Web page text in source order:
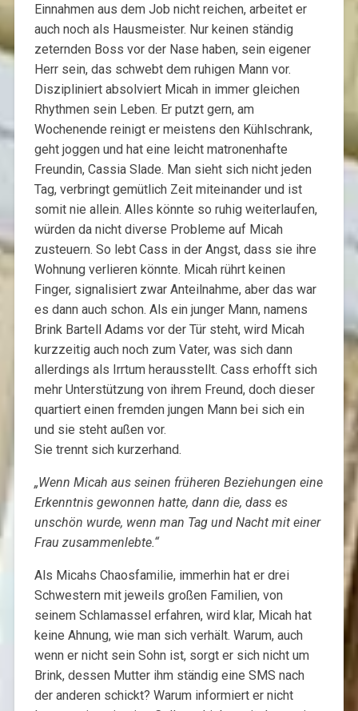
Einnahmen aus dem Job nicht reichen, arbeitet er
auch noch als Hausmeister. Nur keinen ständig
zeternden Boss vor der Nase haben, sein eigener
Herr sein, das schwebt dem ruhigen Mann vor.
Diszipliniert absolviert Micah in immer gleichen
Rhythmen sein Leben. Er putzt gern, am
Wochenende reinigt er meistens den Kühlschrank,
geht joggen und hat eine leicht matronenhafte
Freundin, Cassia Slade. Man sieht sich nicht jeden
Tag, verbringt gemütlich Zeit miteinander und ist
somit nie allein. Alles könnte so ruhig weiterlaufen,
würden da nicht diverse Probleme auf Micah
zusteuern. So lebt Cass in der Angst, dass sie ihre
Wohnung verlieren könnte. Micah rührt keinen
Finger, signalisiert zwar Anteilnahme, aber das war
es dann auch schon. Als ein junger Mann, namens
Brink Bartell Adams vor der Tür steht, wird Micah
kurzzeitig auch noch zum Vater, was sich dann
allerdings als Irrtum herausstellt. Cass erhofft sich
mehr Unterstützung von ihrem Freund, doch dieser
quartiert einen fremden jungen Mann bei sich ein
und sie steht außen vor.
Sie trennt sich kurzerhand.
„Wenn Micah aus seinen früheren Beziehungen eine
Erkenntnis gewonnen hatte, dann die, dass es
unschön wurde, wenn man Tag und Nacht mit einer
Frau zusammenlebte.“
Als Micahs Chaosfamilie, immerhin hat er drei
Schwestern mit jeweils großen Familien, von
seinem Schlamassel erfahren, wird klar, Micah hat
keine Ahnung, wie man sich verhält. Warum, auch
wenn er nicht sein Sohn ist, sorgt er sich nicht um
Brink, dessen Mutter ihm ständig eine SMS nach
der anderen schickt? Warum informiert er nicht